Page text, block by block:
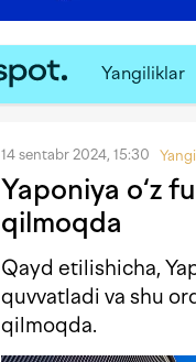
Yangiliklar
14 sentabr 2024, 15:30
Yaponiya o‘z
qilmoqda
Qayd etilishicha,
quvvatladi va shu
qilmoqda.